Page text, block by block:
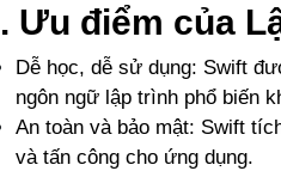
Ưu điểm của
Dễ học, dễ sử dụng: Swift
ngôn ngữ lập trình phổ biến
An toàn và bảo mật: Swift
và tấn công cho ứng dụng.